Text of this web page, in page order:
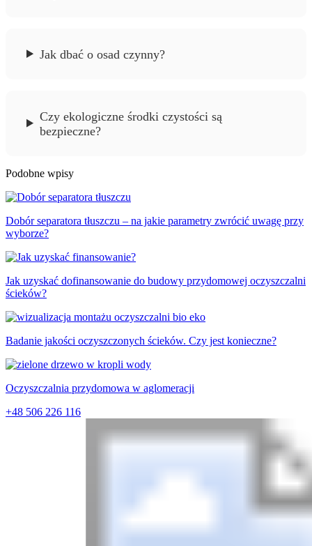
Jak dbać o osad czynny?
Czy ekologiczne środki czystości są
bezpieczne?
Podobne wpisy
Dobór separatora tłuszczu – na jakie parametry zwrócić uwagę przy
wyborze?
Jak uzyskać dofinansowanie do budowy przydomowej oczyszczalni
ścieków?
Badanie jakości oczyszczonych ścieków. Czy jest konieczne?
Oczyszczalnia przydomowa w aglomeracji
+48 506 226 116